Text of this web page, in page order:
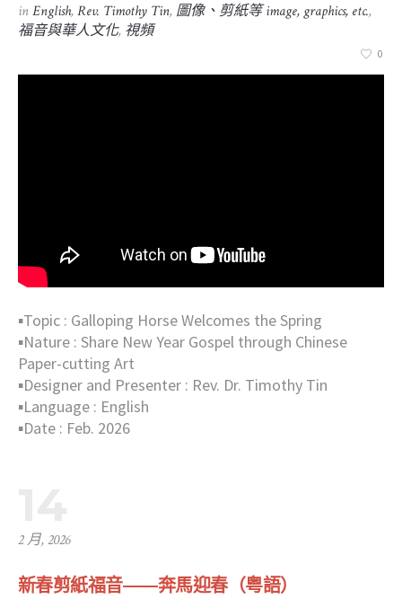
inEnglish,Rev. Timothy Tin, 圖像、剪紙等 image, graphics, etc.,
福音與華人文化, 視頻
0
▪︎Topic : Galloping Horse Welcomes the Spring
▪︎Nature : Share New Year Gospel through Chinese
Paper-cutting Art
▪︎Designer and Presenter : Rev. Dr. Timothy Tin
▪︎Language : English
▪︎Date : Feb. 2026
2 月, 2026
新春剪紙福音——奔馬迎春（粤語）